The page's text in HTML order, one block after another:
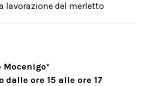
lavorazione del merletto
Mocenigo*
dalle ore 15 alle ore 17